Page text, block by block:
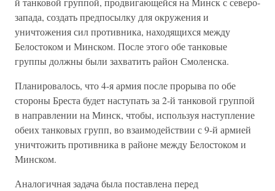
запада, создать предпосылку для окружения и
уничтожения сил противника, находящихся между
Белостоком и Минском. После этого обе танковые
группы должны были захватить район Смоленска.
Планировалось, что 4-я армия после прорыва по обе
стороны Бреста будет наступать за 2-й танковой группой
в направлении на Минск, чтобы, используя наступление
обеих танковых групп, во взаимодействии с 9-й армией
уничтожить противника в районе между Белостоком и
Минском.
Аналогичная задача была поставлена перед